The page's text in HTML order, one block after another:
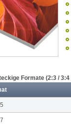
Formate (2:3 / 3:4